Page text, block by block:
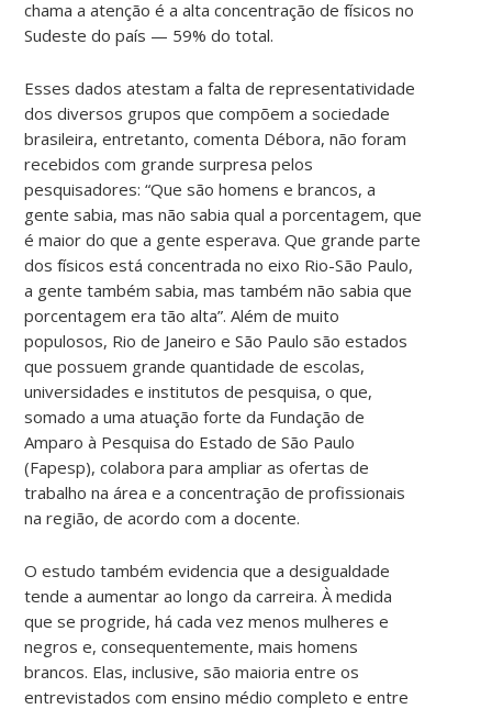
chama a atenção é a alta concentração de físicos no
Sudeste do país — 59% do total.
Esses dados atestam a falta de representatividade
dos diversos grupos que compõem a sociedade
brasileira, entretanto, comenta Débora, não foram
recebidos com grande surpresa pelos
pesquisadores: “Que são homens e brancos, a
gente sabia, mas não sabia qual a porcentagem, que
é maior do que a gente esperava. Que grande parte
dos físicos está concentrada no eixo Rio-São Paulo,
a gente também sabia, mas também não sabia que
porcentagem era tão alta”. Além de muito
populosos, Rio de Janeiro e São Paulo são estados
que possuem grande quantidade de escolas,
universidades e institutos de pesquisa, o que,
somado a uma atuação forte da Fundação de
Amparo à Pesquisa do Estado de São Paulo
(Fapesp), colabora para ampliar as ofertas de
trabalho na área e a concentração de profissionais
na região, de acordo com a docente.
O estudo também evidencia que a desigualdade
tende a aumentar ao longo da carreira. À medida
que se progride, há cada vez menos mulheres e
negros e, consequentemente, mais homens
brancos. Elas, inclusive, são maioria entre os
entrevistados com ensino médio completo e entre